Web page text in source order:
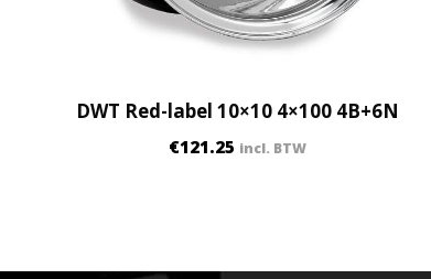
DWT Red-label 10×10 4×100 4B+6N
€121.25 incl. BTW